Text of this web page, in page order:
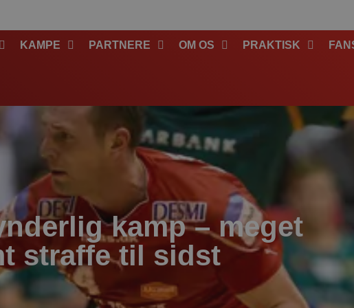
KAMPE PARTNERE OM OS PRAKTISK
kamp – meget
straffe til sidst